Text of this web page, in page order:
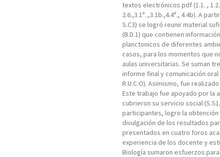
textos electrónicos pdf (1.1. ,
2.6.,3.1ª..,3.1b.,4.4ª., 4.4b). A
S.C3) se logró reunir material
(B.D.1) que contienen
planctonicos de diferentes
casos, para los momentos que
aulas universitarias. Se suman
informe final y comunicación oral
R.U.C.O). Asimismo, fue
Este trabajo fue apoyado por la
cubrieron su servicio social
participantes, logro la obtención
divulgación de los resultados
presentados en cuatro foros
experiencia de los docente y
Biología sumaron esfuerzos